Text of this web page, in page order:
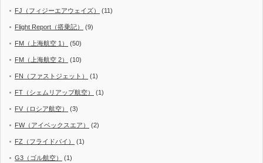
FJ（フィジーエアウェイズ） (11)
Flight Report（搭乗記） (9)
FM（上海航空 1） (50)
FM（上海航空 2） (10)
FN（ファストジェット） (1)
FT（シェムリアップ航空） (1)
FV（ロシア航空） (3)
FW（アイベックスエア） (2)
FZ（フライドバイ） (1)
G3（ゴル航空） (1)